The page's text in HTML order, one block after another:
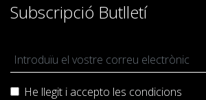
Subscripció Butlletí
He llegit i accepto les condicions